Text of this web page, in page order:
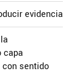
evidencia
capa
sentido